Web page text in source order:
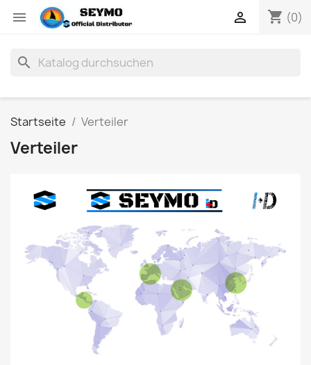
 shopping_cart (0)

search
Startseite Verteiler
Verteiler